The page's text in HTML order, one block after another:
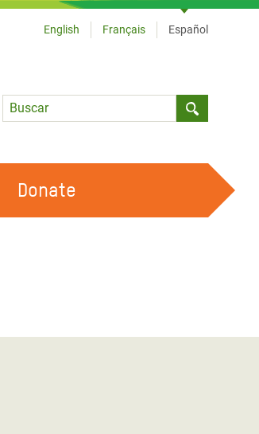
Language
English Français Español
Donate